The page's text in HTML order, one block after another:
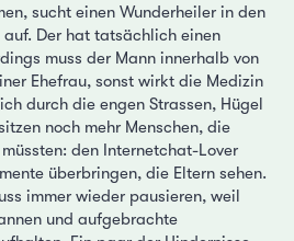
sucht einen Wunderheiler in den
Der hat tatsächlich einen
muss der Mann innerhalb von
Ehefrau, sonst wirkt die Medizin
durch die engen Strassen, Hügel
noch mehr Menschen, die
den Internetchat-Lover
überbringen, die Eltern sehen.
immer wieder pausieren, weil
und aufgebrachte